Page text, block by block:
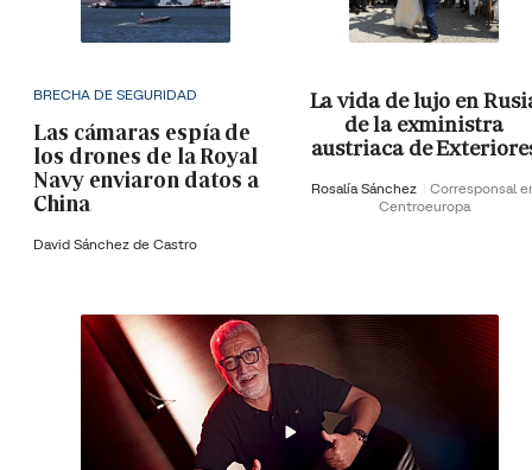
BRECHA DE SEGURIDAD
Las cámaras espía de
los drones de la Royal
Navy enviaron datos a
China
David Sánchez de Castro
La vida de lujo en
de la exministra
austriaca de
Rosalía Sánchez
Corresponsal
Centroeuropa